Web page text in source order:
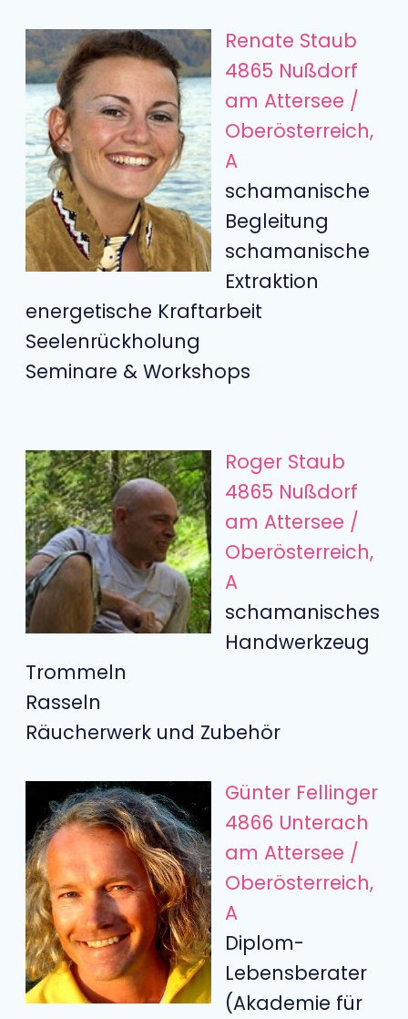
Renate Staub
4865 Nußdorf
am Attersee /
Oberösterreich,
A
schamanische
Begleitung
schamanische
Extraktion
energetische Kraftarbeit
Seelenrückholung
Seminare & Workshops
Roger Staub
4865 Nußdorf
am Attersee /
Oberösterreich,
A
schamanisches
Handwerkzeug
Trommeln
Rasseln
Räucherwerk und Zubehör
Günter Fellinger
4866 Unterach
am Attersee /
Oberösterreich,
A
Diplom-
Lebensberater
(Akademie für